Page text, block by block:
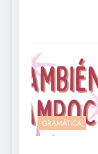
GRAMÁTICA